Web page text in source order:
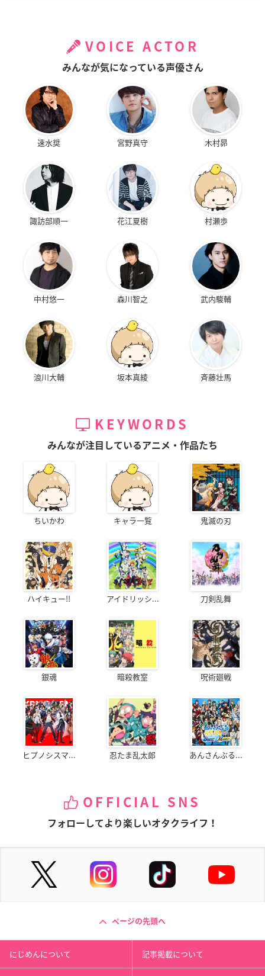
VOICE ACTOR
みんなが気になっている声優さん
速水奨 宮野真守 木村昴
諏訪部順一 花江夏樹 村瀬歩
中村悠一 森川智之 武内駿輔
浪川大輔 坂本真綾 斉藤壮馬
KEYWORDS
みんなが注目しているアニメ・作品たち
ちいかわ キャラ一覧 鬼滅の刃
ハイキュー!! アイドリッシ... 刀剣乱舞
銀魂 暗殺教室 呪術廻戦
ヒプノシスマ... 忍たま乱太郎 あんさんぶる...
OFFICIAL SNS
フォローしてより楽しいオタクライフ！
ページの先頭へ
にじめんについて 記事掲載について